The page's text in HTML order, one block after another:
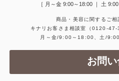
［ 月～金 9:00～18:00 ｜ 土
商品・美容に関するご相
キナリお客さま相談室
（0120-47-
月～金/9:00～18:00、土/
お問